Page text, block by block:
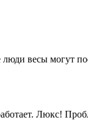
весы могут
Люкс!